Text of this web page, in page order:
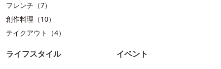
フレンチ（7）
創作料理（10）
テイクアウト（4）
ライフスタイル イベント